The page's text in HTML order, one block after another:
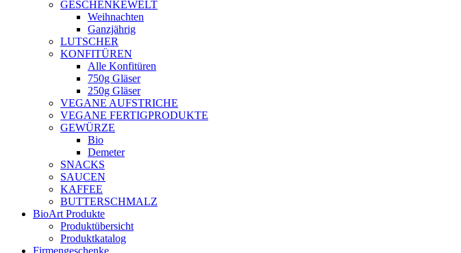
GESCHENKEWELT
Weihnachten
Ganzjährig
LUTSCHER
KONFITÜREN
Alle Konfitüren
750g Gläser
250g Gläser
VEGANE AUFSTRICHE
VEGANE FERTIGPRODUKTE
GEWÜRZE
Bio
Demeter
SNACKS
SAUCEN
KAFFEE
BUTTERSCHMALZ
BioArt Produkte
Produktübersicht
Produktkatalog
Firmengeschenke